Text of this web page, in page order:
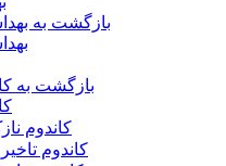
بازگشت به
بازگشت به
کاندوم
کاندوم